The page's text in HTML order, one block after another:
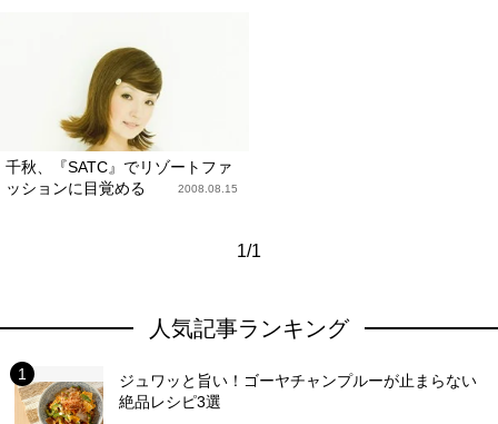
千秋、『SATC』でリゾートファ
ッションに目覚める
2008.08.15
1/1
人気記事ランキング
ジュワッと旨い！ゴーヤチャンプルーが止まらない
絶品レシピ3選